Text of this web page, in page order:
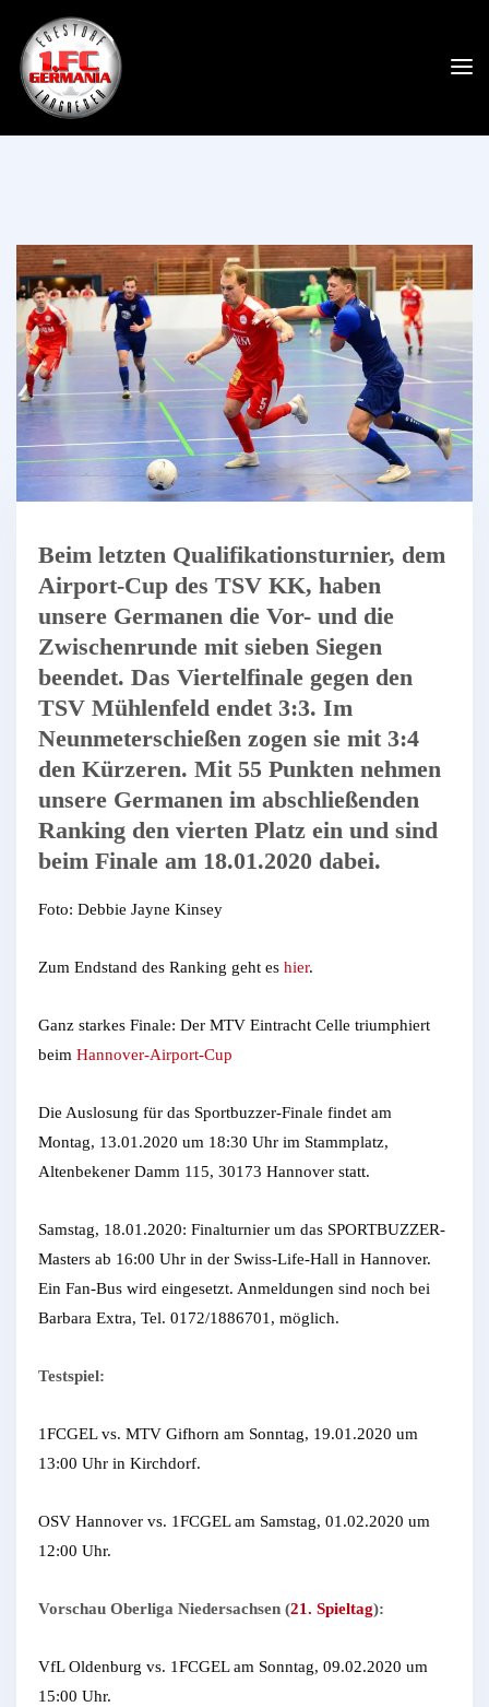
Beim letzten Qualifikationsturnier, dem
Airport-Cup des TSV KK, haben
unsere Germanen die Vor- und die
Zwischenrunde mit sieben Siegen
beendet. Das Viertelfinale gegen den
TSV Mühlenfeld endet 3:3. Im
Neunmeterschießen zogen sie mit 3:4
den Kürzeren. Mit 55 Punkten nehmen
unsere Germanen im abschließenden
Ranking den vierten Platz ein und sind
beim Finale am 18.01.2020 dabei.
Foto: Debbie Jayne Kinsey
Zum Endstand des Ranking geht es hier.
Ganz starkes Finale: Der MTV Eintracht Celle triumphiert
beim Hannover-Airport-Cup
Die Auslosung für das Sportbuzzer-Finale findet am
Montag, 13.01.2020 um 18:30 Uhr im Stammplatz,
Altenbekener Damm 115, 30173 Hannover statt.
Samstag, 18.01.2020: Finalturnier um das SPORTBUZZER-
Masters ab 16:00 Uhr in der Swiss-Life-Hall in Hannover.
Ein Fan-Bus wird eingesetzt. Anmeldungen sind noch bei
Barbara Extra, Tel. 0172/1886701, möglich.
Testspiel:
1FCGEL vs. MTV Gifhorn am Sonntag, 19.01.2020 um
13:00 Uhr in Kirchdorf.
OSV Hannover vs. 1FCGEL am Samstag, 01.02.2020 um
12:00 Uhr.
Vorschau Oberliga Niedersachsen (21. Spieltag):
VfL Oldenburg vs. 1FCGEL am Sonntag, 09.02.2020 um
15:00 Uhr.